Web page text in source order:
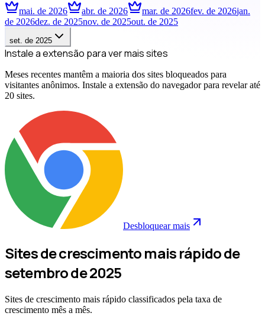
mai. de 2026
abr. de 2026 mar. de 2026fev. de 2026jan.
de 2026dez. de 2025nov. de 2025out. de 2025
set. de 2025
Instale a extensão para ver mais sites
Meses recentes mantêm a maioria dos sites bloqueados para
visitantes anônimos. Instale a extensão do navegador para revelar até
20 sites.
Desbloquear mais
Sites de crescimento mais rápido de
setembro de 2025
Sites de crescimento mais rápido classificados pela taxa de
crescimento mês a mês.